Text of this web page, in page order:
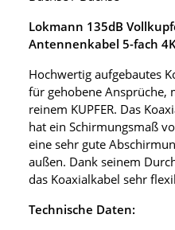
Lokmann 135dB
Antennenkabel 5-fach
Hochwertig aufgebautes
für gehobene
reinem KUPFER. Das
hat ein Schirmungsmaß
eine sehr gute
außen. Dank seinem
das Koaxialkabel sehr
Technische Daten: